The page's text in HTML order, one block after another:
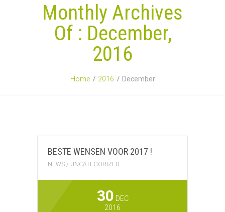
Monthly Archives
Of : December,
2016
Home 2016 December
BESTE WENSEN VOOR 2017 !
NEWS / UNCATEGORIZED
30 DEC
2016